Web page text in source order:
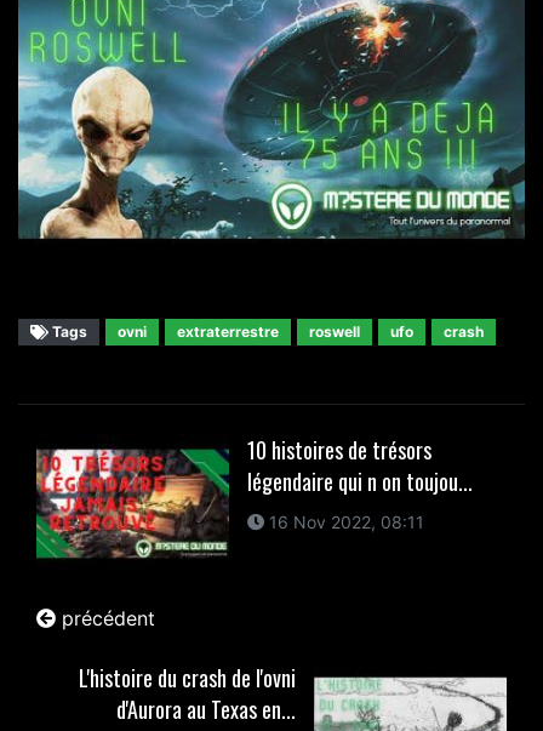
Tags ovni extraterrestre roswell ufo crash
10 histoires de trésors
légendaire qui n on toujou...
16 Nov 2022, 08:11
précédent
L'histoire du crash de l'ovni
d'Aurora au Texas en...